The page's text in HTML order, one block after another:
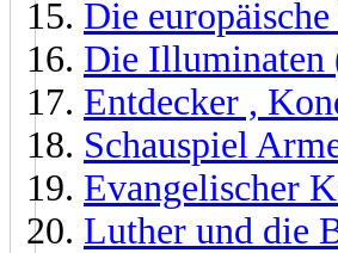
Die
Die Illuminaten
Entdecker ,
Schauspiel
Evangelischer
Luther und die